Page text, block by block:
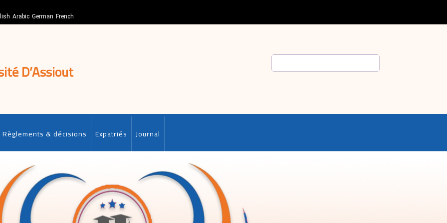
Arabic German French
D’Assiout
Règlements & décisions Expatriés Journal